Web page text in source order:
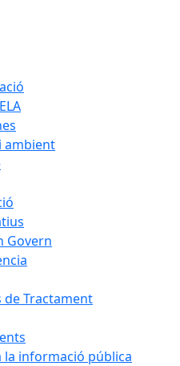
ambient
Govern
de Tractament
la informació pública